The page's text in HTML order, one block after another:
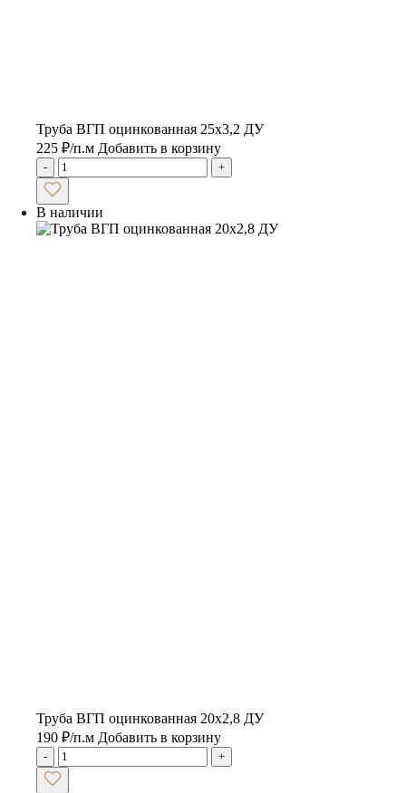
Труба ВГП оцинкованная 25х3,2 ДУ
225 ₽/п.м Добавить в корзину
- +
В наличии
Труба ВГП оцинкованная 20х2,8 ДУ
190 ₽/п.м Добавить в корзину
- +